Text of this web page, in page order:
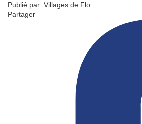
Publié par: Villages de Flo
Partager